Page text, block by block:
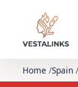
Home Spain